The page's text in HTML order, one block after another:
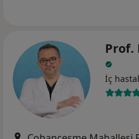
Prof.
İç